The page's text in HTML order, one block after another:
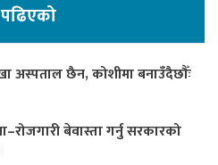
अस्पताल छैन, कोशीमा बनाउँदैछौँः
बेवास्ता गर्नु सरकारको